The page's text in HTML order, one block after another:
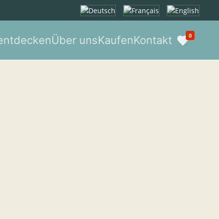
Sprache auswählen
Über unsKaufenKontakt 0